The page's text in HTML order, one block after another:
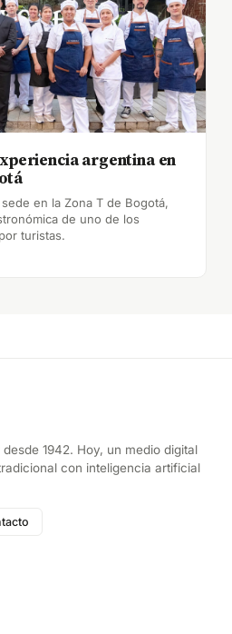
argentina en
en la Zona T de Bogotá,
de uno de los
turistas.
1942. Hoy, un medio digital
con inteligencia artificial